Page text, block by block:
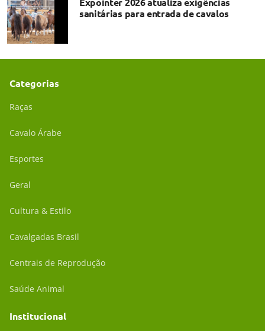
sanitárias para entrada de cavalos
Categorias
Raças
Cavalo Árabe
Esportes
Geral
Cultura & Estilo
Cavalgadas Brasil
Centrais de Reprodução
Saúde Animal
Institucional